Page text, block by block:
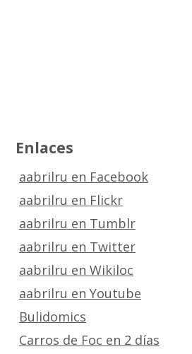
Enlaces
aabrilru en Facebook
aabrilru en Flickr
aabrilru en Tumblr
aabrilru en Twitter
aabrilru en Wikiloc
aabrilru en Youtube
Bulidomics
Carros de Foc en 2 días